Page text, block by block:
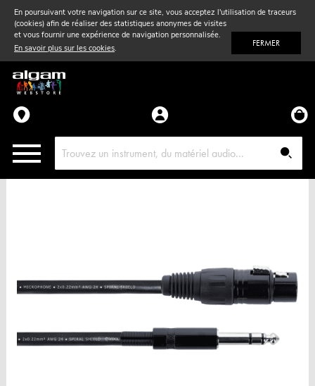
En poursuivant votre navigation sur ce site, vous acceptez l'utilisation de traceurs
(cookies) afin de réaliser des statistiques anonymes de visites
et vous fournir une expérience de navigation personnalisée.
En savoir plus sur les cookies. FERMER
Vent& Violon
Accessoires
Pièces détachées